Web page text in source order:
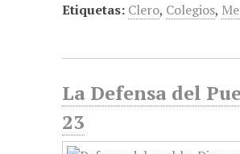
Etiquetas: Clero, Colegios,
La Defensa del
23